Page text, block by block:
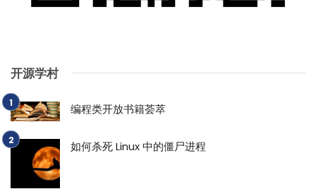
开源学村
编程类开放书籍荟萃
如何杀死 Linux 中的僵尸进程